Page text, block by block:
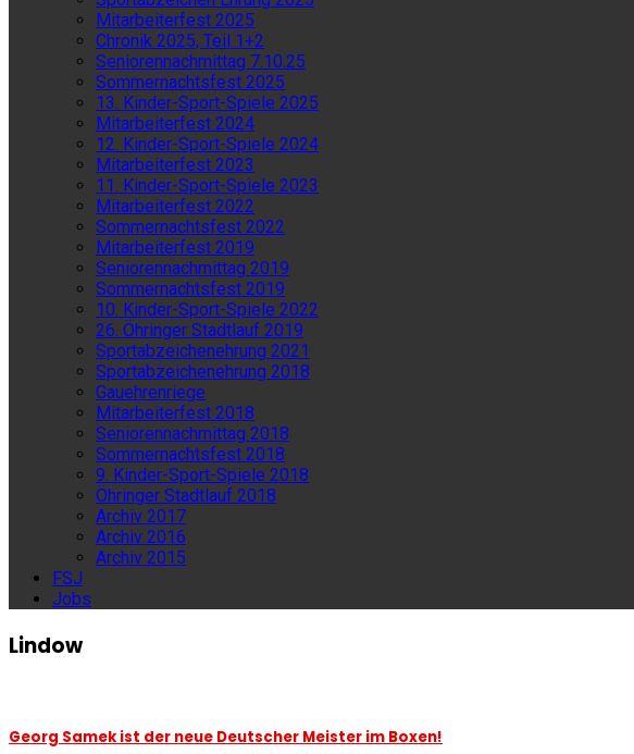
Mitarbeiterfest 2025
Chronik 2025, Teil 1+2
Seniorennachmittag 7.10.25
Sommernachtsfest 2025
13. Kinder-Sport-Spiele 2025
Mitarbeiterfest 2024
12. Kinder-Sport-Spiele 2024
Mitarbeiterfest 2023
11. Kinder-Sport-Spiele 2023
Mitarbeiterfest 2022
Sommernachtsfest 2022
Mitarbeiterfest 2019
Seniorennachmittag 2019
Sommernachtsfest 2019
10. Kinder-Sport-Spiele 2022
26. Öhringer Stadtlauf 2019
Sportabzeichenehrung 2021
Sportabzeichenehrung 2018
Gauehrenriege
Mitarbeiterfest 2018
Seniorennachmittag 2018
Sommernachtsfest 2018
9. Kinder-Sport-Spiele 2018
Öhringer Stadtlauf 2018
Archiv 2017
Archiv 2016
Archiv 2015
FSJ
Jobs
Lindow
Georg Samek ist der neue Deutscher Meister im Boxen!